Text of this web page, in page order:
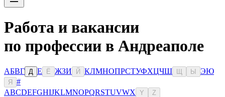
Работа и вакансии
по профессии в Андреаполе
АБВГ Д Е Ё ЖЗИ Й КЛМНОПРСТУФХЦЧШ Ы ЭЮ
Я
#
ABCDEFGHIJKLMNOPQRSTUVWX Y Z